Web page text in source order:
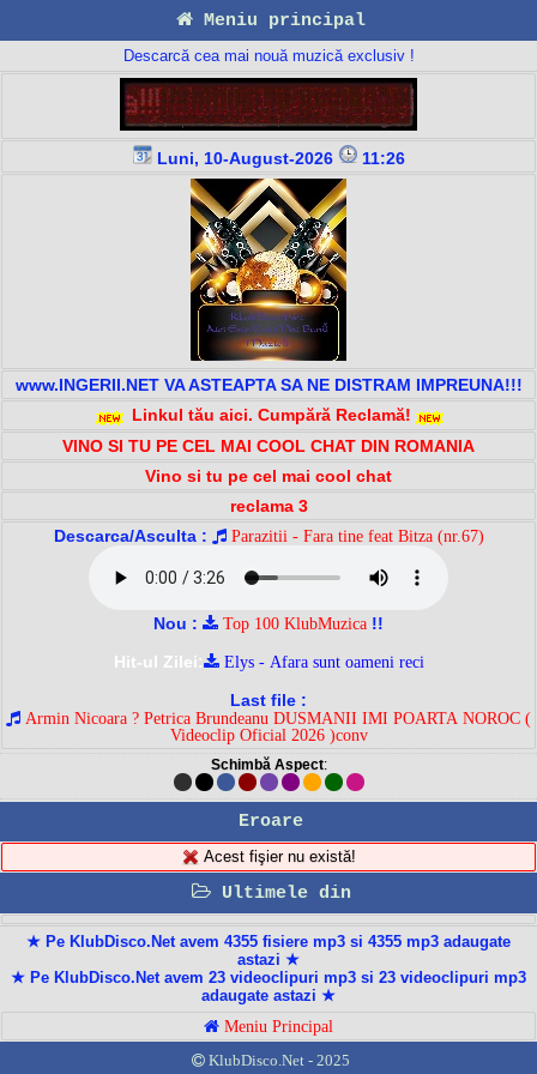
Meniu principal
Descarcă cea mai nouă muzică exclusiv !
Luni, 10-August-2026 11:26
www.INGERII.NET VA ASTEAPTA SA NE DISTRAM IMPREUNA!!!
Linkul tău aici. Cumpără Reclamă!
VINO SI TU PE CEL MAI COOL CHAT DIN ROMANIA
Vino si tu pe cel mai cool chat
reclama 3
Descarca/Asculta :
Parazitii - Fara tine feat Bitza (nr.67)
Nou : Top 100 KlubMuzica !!
Hit-ul Zilei:
Elys - Afara sunt oameni reci
Last file :
Armin Nicoara ? Petrica Brundeanu DUSMANII IMI POARTA NOROC (
Videoclip Oficial 2026 )conv
Schimbă Aspect:
Eroare
Acest fişier nu există!
Ultimele din
★ Pe KlubDisco.Net avem 4355 fisiere mp3 si 4355 mp3 adaugate
astazi ★
★ Pe KlubDisco.Net avem 23 videoclipuri mp3 si 23 videoclipuri mp3
adaugate astazi ★
Meniu Principal
KlubDisco.Net - 2025